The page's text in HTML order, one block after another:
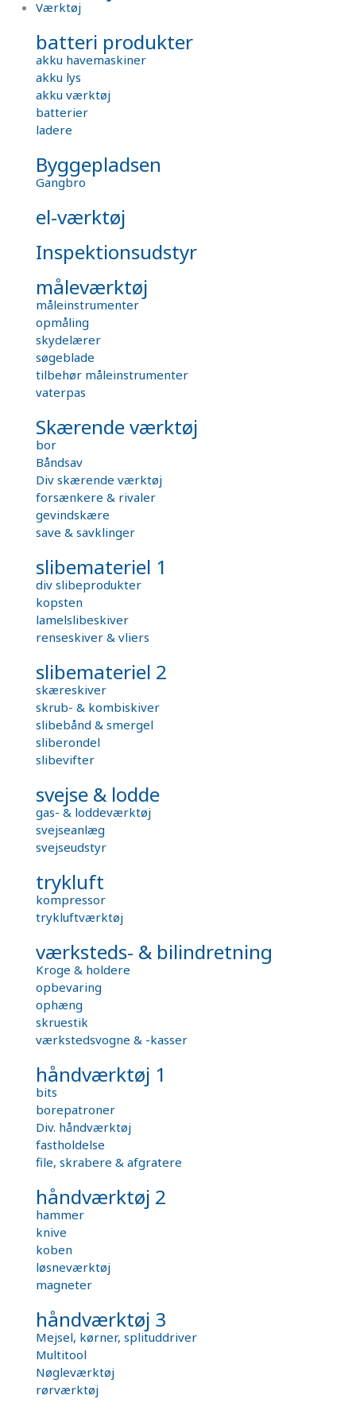
Værktøj
batteri produkter
akku havemaskiner
akku lys
akku værktøj
batterier
ladere
Byggepladsen
Gangbro
el-værktøj
Inspektionsudstyr
måleværktøj
måleinstrumenter
opmåling
skydelærer
søgeblade
tilbehør måleinstrumenter
vaterpas
Skærende værktøj
bor
Båndsav
Div skærende værktøj
forsænkere & rivaler
gevindskære
save & savklinger
slibemateriel 1
div slibeprodukter
kopsten
lamelslibeskiver
renseskiver & vliers
slibemateriel 2
skæreskiver
skrub- & kombiskiver
slibebånd & smergel
sliberondel
slibevifter
svejse & lodde
gas- & loddeværktøj
svejseanlæg
svejseudstyr
trykluft
kompressor
trykluftværktøj
værksteds- & bilindretning
Kroge & holdere
opbevaring
ophæng
skruestik
værkstedsvogne & -kasser
håndværktøj 1
bits
borepatroner
Div. håndværktøj
fastholdelse
file, skrabere & afgratere
håndværktøj 2
hammer
knive
koben
løsneværktøj
magneter
håndværktøj 3
Mejsel, kørner, splituddriver
Multitool
Nøgleværktøj
rørværktøj